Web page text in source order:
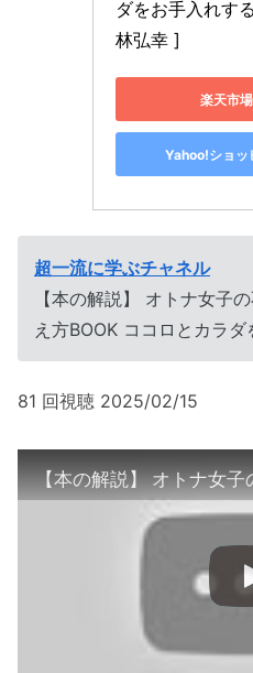
ダをお手入れす
林弘幸 ]
楽天市
Yahoo!ショッ
超一流に学ぶチャネル
【本の解説】 オトナ女子
え方BOOK ココロとカラ
81 回視聴 2025/02/15